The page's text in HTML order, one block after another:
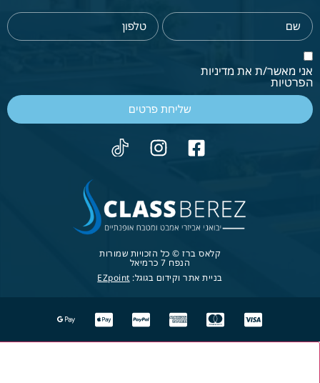
אני מאשר/ת את מדיניות
הפרטיות
שליחת פרטים
קלאס ברז © כל הזכויות שמורות
הנפח 7 כרמיאל
בניית אתר וקידום בגוגל: EZpoint